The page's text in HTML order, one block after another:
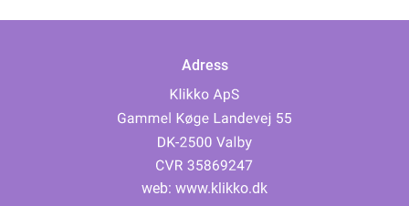
Adress
web: www.klikko.dk